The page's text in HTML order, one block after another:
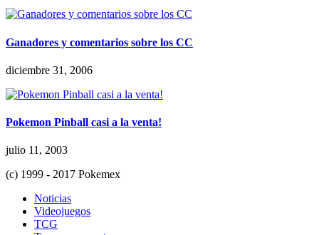
Ganadores y comentarios sobre los CC
diciembre 31, 2006
Pokemon Pinball casi a la venta!
julio 11, 2003
(c) 1999 - 2017 Pokemex
Noticias
Videojuegos
TCG